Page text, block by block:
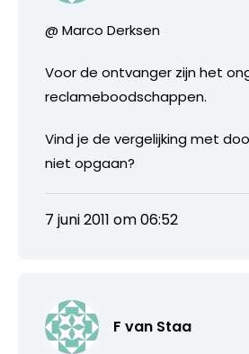
@ Marco Derksen
Voor de ontvanger zijn het
reclameboodschappen.
Vind je de vergelijking met
niet opgaan?
7 juni 2011 om 06:52
F van Staa